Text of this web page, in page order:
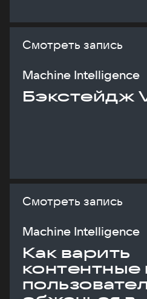
Смотреть запись
Machine Intelligence
Бэкстейдж
Смотреть запись
Machine Intelligence
Как варить
контентные